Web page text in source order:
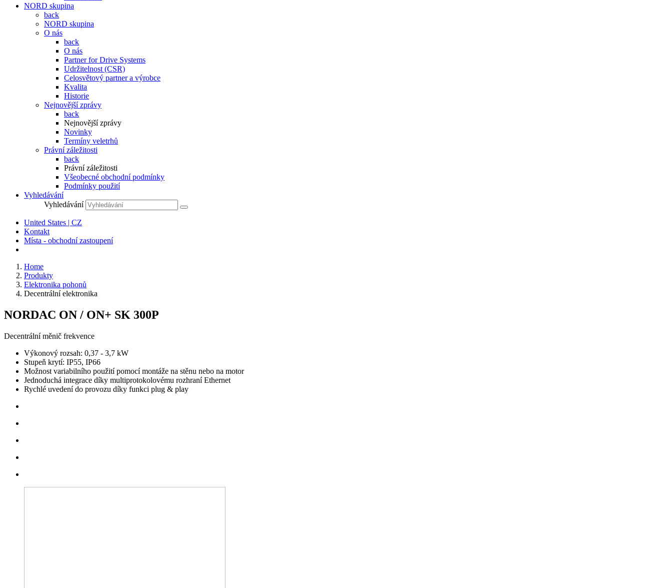
NORD skupina
back
NORD skupina
O nás
back
O nás
Partner for Drive Systems
Udržitelnost (CSR)
Celosvětový partner a výrobce
Kvalita
Historie
Nejnovější zprávy
back
Nejnovější zprávy
Novinky
Termíny veletrhů
Právní záležitosti
back
Právní záležitosti
Všeobecné obchodní podmínky
Podmínky použití
Vyhledávání
Vyhledávání
United States | CZ
Kontakt
Místa - obchodní zastoupení
Home
Produkty
Elektronika pohonů
Decentrální elektronika
NORDAC ON / ON+ SK 300P
Decentrální měnič frekvence
Výkonový rozsah: 0,37 - 3,7 kW
Stupeň krytí: IP55, IP66
Možnost variabilního použití pomocí montáže na stěnu nebo na motor
Jednoduchá integrace díky multiprotokolovému rozhraní Ethernet
Rychlé uvedení do provozu díky funkci plug & play